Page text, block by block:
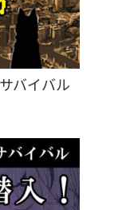
バイバル